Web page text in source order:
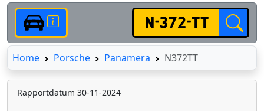
HomeHomePorsche Panamera N372TT
Rapportdatum 30-11-2024